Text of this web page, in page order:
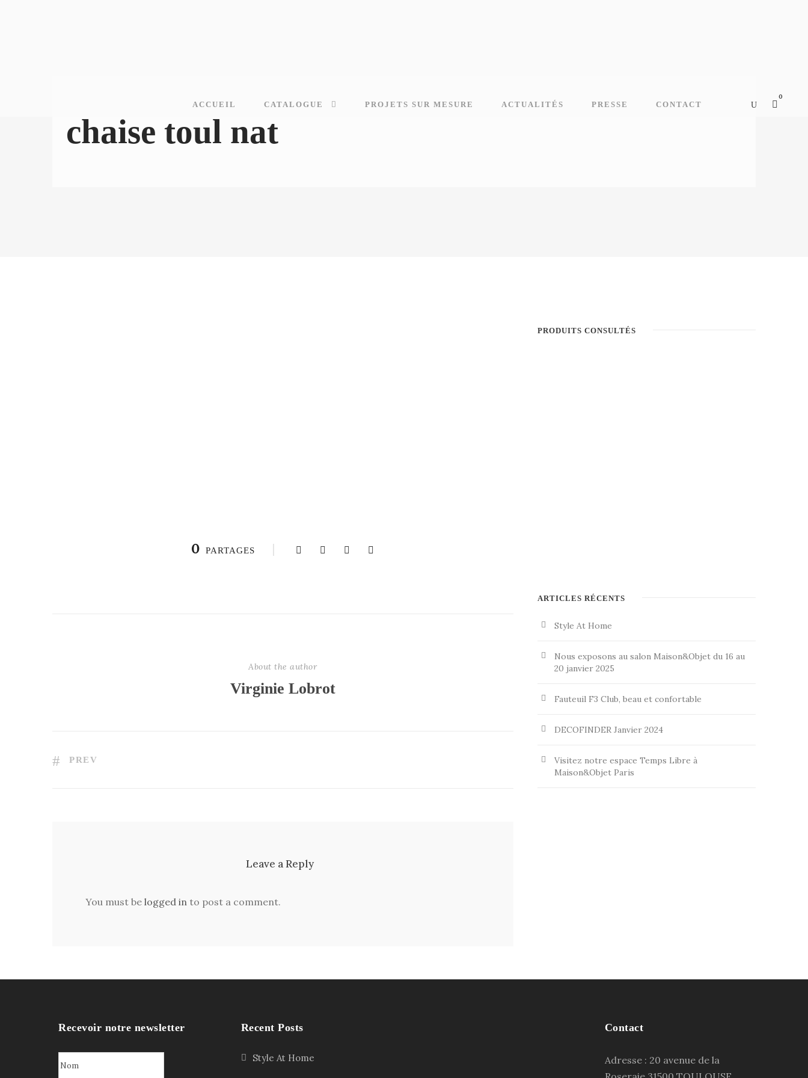
ACCUEIL CATALOGUE PROJETS SUR MESURE ACTUALITÉS PRESSE CONTACT
0
chaise toul nat
0 PARTAGES
About the author
Virginie Lobrot
PREV
Leave a Reply
You must be logged in to post a comment.
PRODUITS CONSULTÉS
ARTICLES RÉCENTS
Style At Home
Nous exposons au salon Maison&Objet du 16 au
20 janvier 2025
Fauteuil F3 Club, beau et confortable
DECOFINDER Janvier 2024
Visitez notre espace Temps Libre à
Maison&Objet Paris
Recevoir notre newsletter Recent Posts
Style At Home
Contact
Adresse : 20 avenue de la